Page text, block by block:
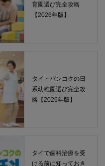
育園選び完全攻略
【2026年版】
タイ・バンコクの日
系幼稚園選び完全攻
略【2026年版】
タイで歯科治療を受
ける前に知っておき